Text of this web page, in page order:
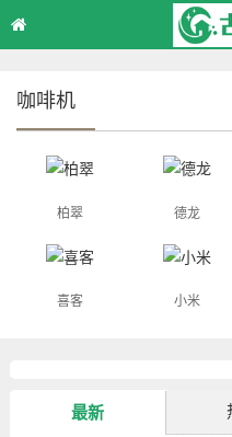
咖啡机
柏翠 德龙
喜客 小米
最新